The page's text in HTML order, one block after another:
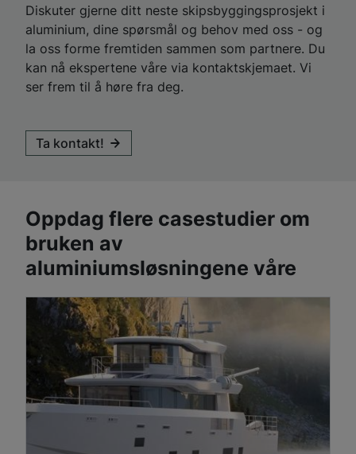
Diskuter gjerne ditt neste skipsbyggingsprosjekt i
aluminium, dine spørsmål og behov med oss - og
la oss forme fremtiden sammen som partnere. Du
kan nå ekspertene våre via kontaktskjemaet. Vi
ser frem til å høre fra deg.
Ta kontakt!
Oppdag flere casestudier om
bruken av
aluminiumsløsningene våre